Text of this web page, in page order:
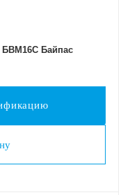
БВМ16С Байпас